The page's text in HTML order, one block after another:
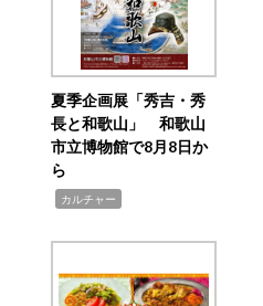
夏季企画展「秀吉・秀
長と和歌山」 和歌山
市立博物館で8月8日か
ら
カルチャー